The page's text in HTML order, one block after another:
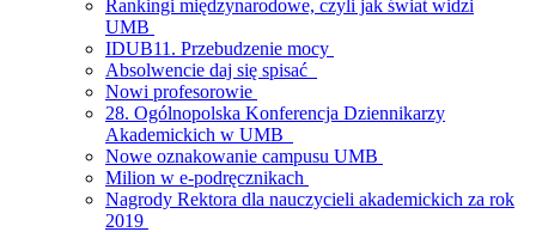
Rankingi międzynarodowe, czyli jak świat widzi
UMB
IDUB11. Przebudzenie mocy
Absolwencie daj się spisać
Nowi profesorowie
28. Ogólnopolska Konferencja Dziennikarzy
Akademickich w UMB
Nowe oznakowanie campusu UMB
Milion w e-podręcznikach
Nagrody Rektora dla nauczycieli akademickich za rok
2019